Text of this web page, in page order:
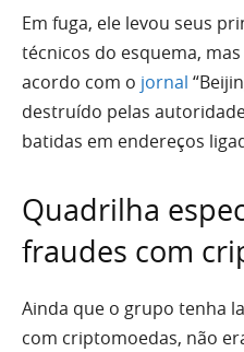
Em fuga, ele levou seus
técnicos do esquema,
acordo com o jornal
destruído pelas
batidas em endereços
Quadrilha
fraudes com
Ainda que o grupo tenha
com criptomoedas, não